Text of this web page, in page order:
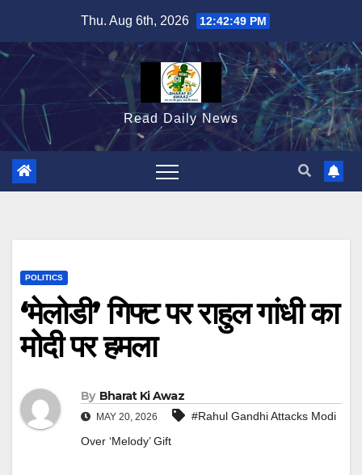
content
Thu. Aug 6th, 2026 12:42:50 PM
Read Daily News
POLITICS
‘मेलोडी’ गिफ्ट पर राहुल गांधी का
मोदी पर हमला
By Bharat Ki Awaz
MAY 20, 2026
#Rahul Gandhi Attacks Modi
Over ‘Melody’ Gift